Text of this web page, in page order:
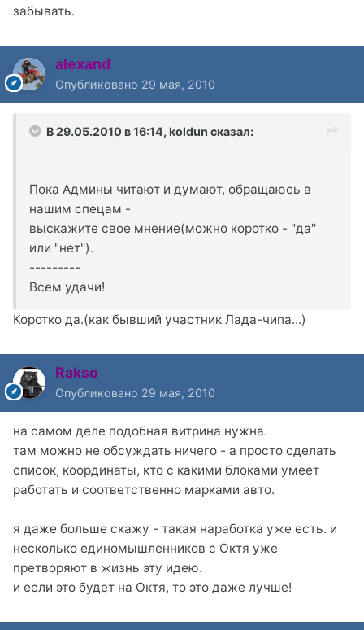
забывать.
alexand
Опубликовано 29 мая, 2010
В 29.05.2010 в 16:14, koldun сказал:
Пока Админы читают и думают, обращаюсь в
нашим спецам -
выскажите свое мнение(можно коротко - "да"
или "нет").
---------
Всем удачи!
Коротко да.(как бывший участник Лада-чипа...)
Rakso
Опубликовано 29 мая, 2010
на самом деле подобная витрина нужна.
там можно не обсуждать ничего - а просто сделать
список, координаты, кто с какими блоками умеет
работать и соответственно марками авто.
я даже больше скажу - такая наработка уже есть. и
несколько единомышленников с Октя уже
претворяют в жизнь эту идею.
и если это будет на Октя, то это даже лучше!